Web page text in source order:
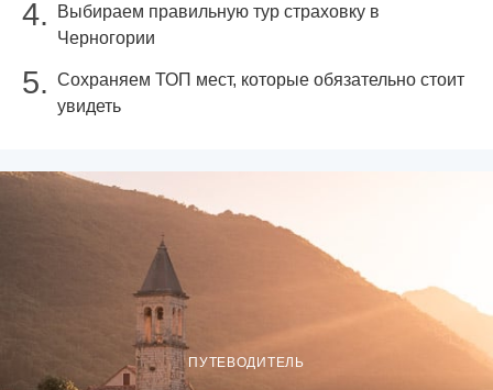
ПУТЕВОДИТЕЛЬ
Выбираем правильную тур страховку в
Черногории
Сохраняем ТОП мест, которые обязательно стоит
увидеть